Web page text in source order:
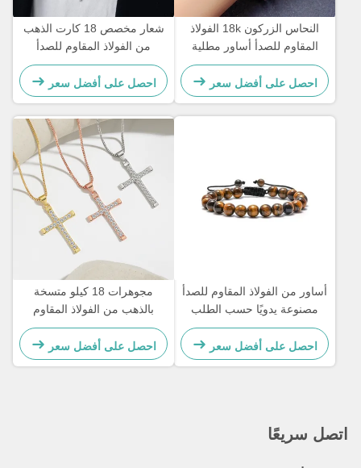
النحاس الزركون 18k الفولاذ
المقاوم للصدأ أساور مطلية
بالذهب سوار نسائي مرصع
بالألماس
احصل على أفضل سعر
شعار مخصص 18 كارت الذهب
من الفولاذ المقاوم للصدأ
سلسلة الرجال المجوهرات
الصليب سلسلة القلادة
احصل على أفضل سعر
أساور من الفولاذ المقاوم للصدأ
مصنوعة يدويًا حسب الطلب
هدية للزوجين للرجال سوار
مطرز بحجر عين النمر
احصل على أفضل سعر
مجوهرات 18 كيلو متسخة
بالذهب من الفولاذ المقاوم
للصدأ مجوهرات امرأة
احصل على أفضل سعر
اتصل سريعًا